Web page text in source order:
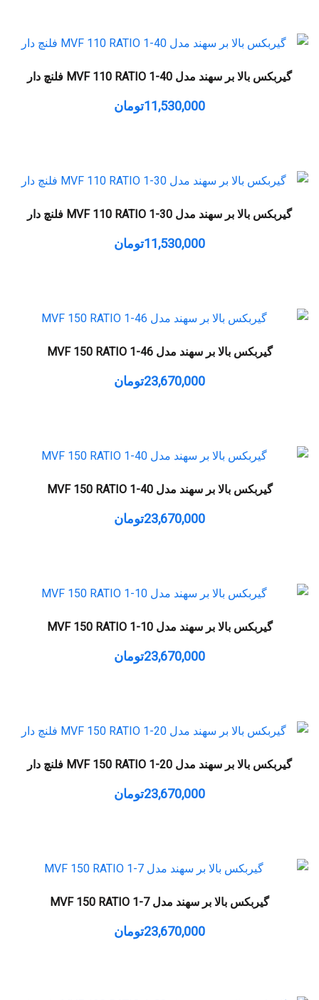
گیربکس بالا بر سهند مدل MVF 110 RATIO 1-40 فلنچ دار
11,530,000تومان
گیربکس بالا بر سهند مدل MVF 110 RATIO 1-30 فلنچ دار
11,530,000تومان
گیربکس بالا بر سهند مدل MVF 150 RATIO 1-46
23,670,000تومان
گیربکس بالا بر سهند مدل MVF 150 RATIO 1-40
23,670,000تومان
گیربکس بالا بر سهند مدل MVF 150 RATIO 1-10
23,670,000تومان
گیربکس بالا بر سهند مدل MVF 150 RATIO 1-20 فلنچ دار
23,670,000تومان
گیربکس بالا بر سهند مدل MVF 150 RATIO 1-7
23,670,000تومان